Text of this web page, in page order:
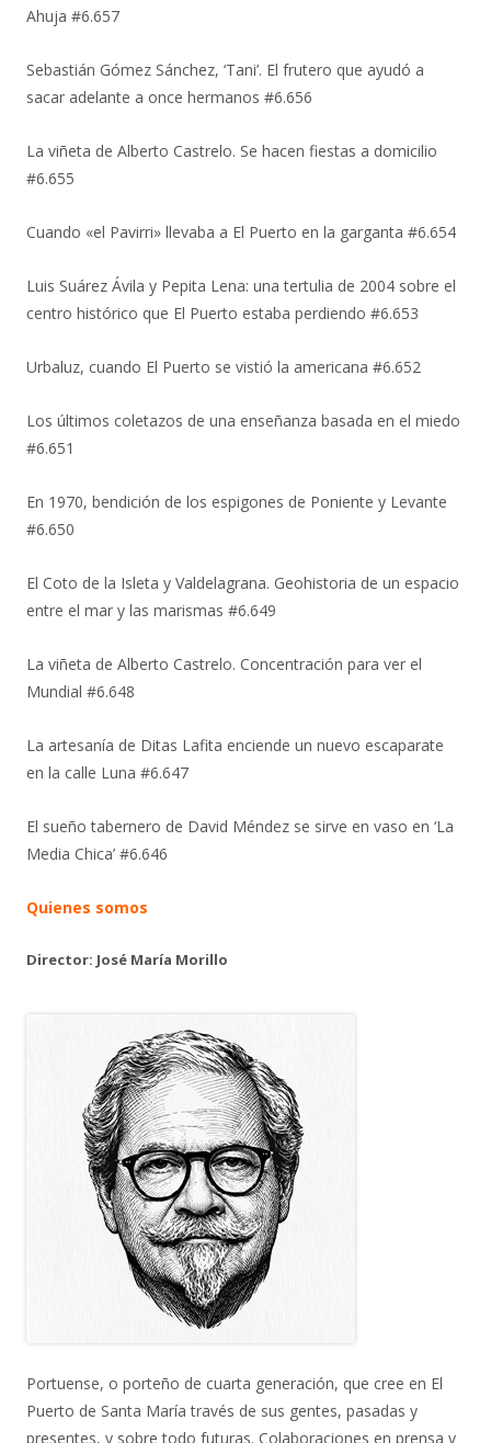
Ahuja #6.657
Sebastián Gómez Sánchez, ‘Tani’. El frutero que ayudó a
sacar adelante a once hermanos #6.656
La viñeta de Alberto Castrelo. Se hacen fiestas a domicilio
#6.655
Cuando «el Pavirri» llevaba a El Puerto en la garganta #6.654
Luis Suárez Ávila y Pepita Lena: una tertulia de 2004 sobre el
centro histórico que El Puerto estaba perdiendo #6.653
Urbaluz, cuando El Puerto se vistió la americana #6.652
Los últimos coletazos de una enseñanza basada en el miedo
#6.651
En 1970, bendición de los espigones de Poniente y Levante
#6.650
El Coto de la Isleta y Valdelagrana. Geohistoria de un espacio
entre el mar y las marismas #6.649
La viñeta de Alberto Castrelo. Concentración para ver el
Mundial #6.648
La artesanía de Ditas Lafita enciende un nuevo escaparate
en la calle Luna #6.647
El sueño tabernero de David Méndez se sirve en vaso en ‘La
Media Chica’ #6.646
Quienes somos
Director: José María Morillo
Portuense, o porteño de cuarta generación, que cree en El
Puerto de Santa María través de sus gentes, pasadas y
presentes, y sobre todo futuras. Colaboraciones en prensa y